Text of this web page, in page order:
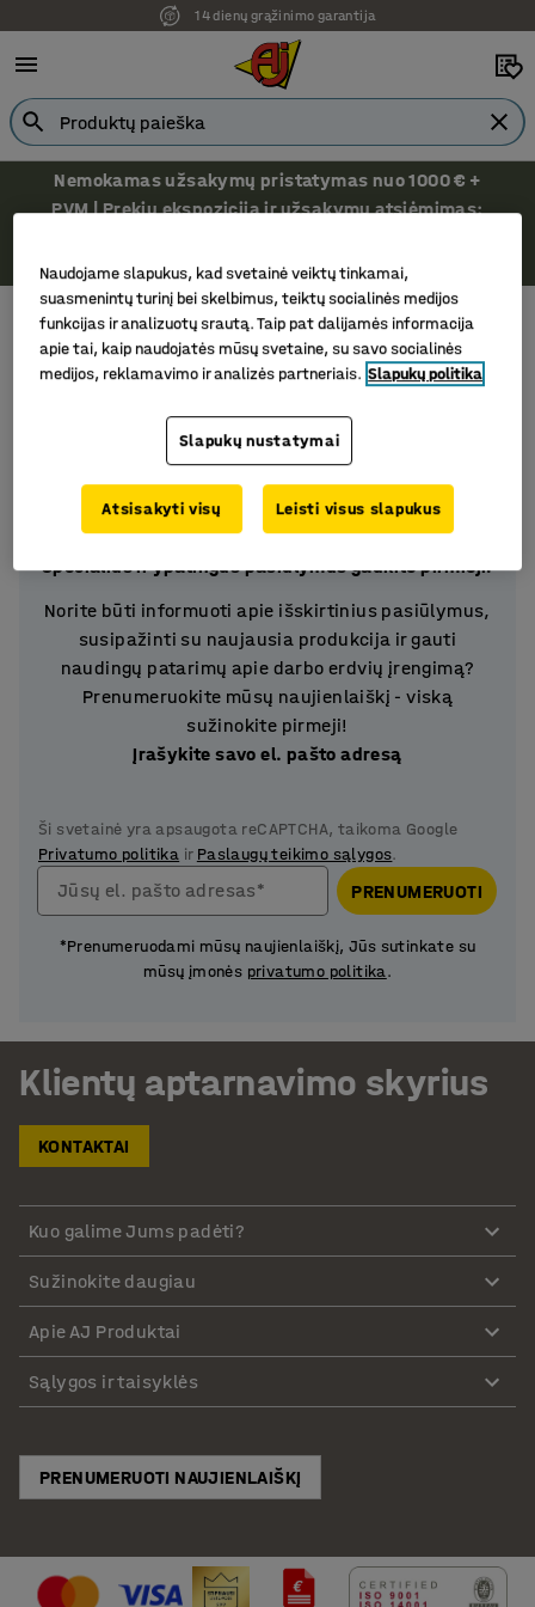
14 dienų grąžinimo garantija
Ekspozicija Vilniuje
Nemokamas užsakymų pristatymas nuo 1000 € +
PVM | Prekių ekspozicija ir užsakymų atsiėmimas:
Vilniaus r.
AJ Produktai Naujienlaiškis
Naujienlaiškis
Specialius ir ypatingus pasiūlymus gaukite pirmieji!
Norite būti informuoti apie išskirtinius pasiūlymus,
susipažinti su naujausia produkcija ir gauti
naudingų patarimų apie darbo erdvių įrengimą?
Prenumeruokite mūsų naujienlaiškį - viską
sužinokite pirmeji!
Įrašykite savo el. pašto adresą
Ši svetainė yra apsaugota reCAPTCHA, taikoma Google
Privatumo politika ir Paslaugų teikimo sąlygos.
Jūsų el. pašto adresas* PRENUMERUOTI
*Prenumeruodami mūsų naujienlaiškį, Jūs sutinkate su
mūsų įmonės privatumo politika.
Klientų aptarnavimo skyrius
KONTAKTAI
Kuo galime Jums padėti?
Sužinokite daugiau
Apie AJ Produktai
Sąlygos ir taisyklės
PRENUMERUOTI NAUJIENLAIŠKĮ
Naudojame slapukus, kad svetainė veiktų tinkamai,
suasmenintų turinį bei skelbimus, teiktų socialinės medijos
funkcijas ir analizuotų srautą. Taip pat dalijamės informacija
apie tai, kaip naudojatės mūsų svetaine, su savo socialinės
medijos, reklamavimo ir analizės partneriais. Slapukų politika
Slapukų nustatymai
Atsisakyti visų Leisti visus slapukus